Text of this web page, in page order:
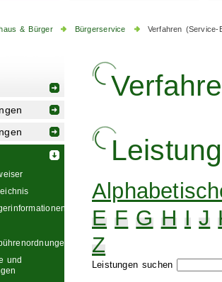
& Bürger Bürgerservice Verfahren (Service-
und
E F G H I J
Z
Leistungen suchen